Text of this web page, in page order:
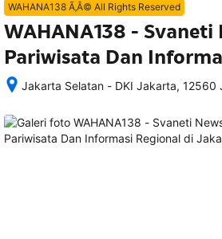
WAHANA138 Ã‚Â© All Rights Reserved
WAHANA138 -
Pariwisata Dan
Jakarta Selatan - DKI Jakarta, 12560
memesan,
semua